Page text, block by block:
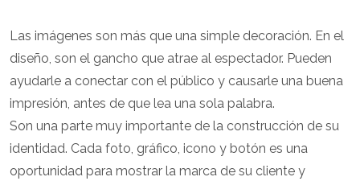
Las imágenes son más que una simple decoración. En el
diseño, son el gancho que atrae al espectador. Pueden
ayudarle a conectar con el público y causarle una buena
impresión, antes de que lea una sola palabra.
Son una parte muy importante de la construcción de su
identidad. Cada foto, gráfico, icono y botón es una
oportunidad para mostrar la marca de su cliente y